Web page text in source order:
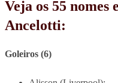
Veja os 55 nomes
Ancelotti:
Goleiros (6)